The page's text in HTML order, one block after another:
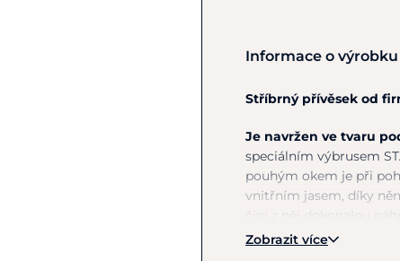
Informace o výrobku
Stříbrný přívěsek od
Je navržen ve tvaru
speciálním výbrusem
pouhým okem je při
vnitřním jasem, díky
něj dokonalou
925/1000apovrchově
Zobrazit více